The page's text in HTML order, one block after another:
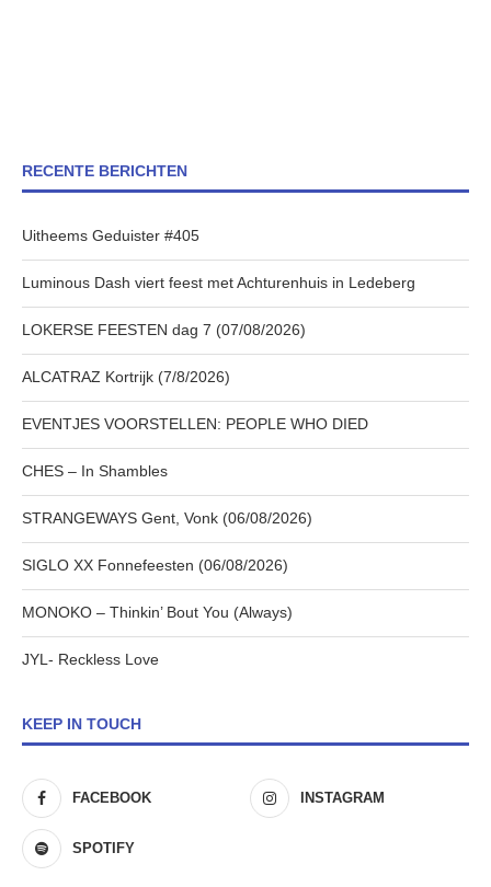
RECENTE BERICHTEN
Uitheems Geduister #405
Luminous Dash viert feest met Achturenhuis in Ledeberg
LOKERSE FEESTEN dag 7 (07/08/2026)
ALCATRAZ Kortrijk (7/8/2026)
EVENTJES VOORSTELLEN: PEOPLE WHO DIED
CHES – In Shambles
STRANGEWAYS Gent, Vonk (06/08/2026)
SIGLO XX Fonnefeesten (06/08/2026)
MONOKO – Thinkin’ Bout You (Always)
JYL- Reckless Love
KEEP IN TOUCH
FACEBOOK INSTAGRAM
SPOTIFY